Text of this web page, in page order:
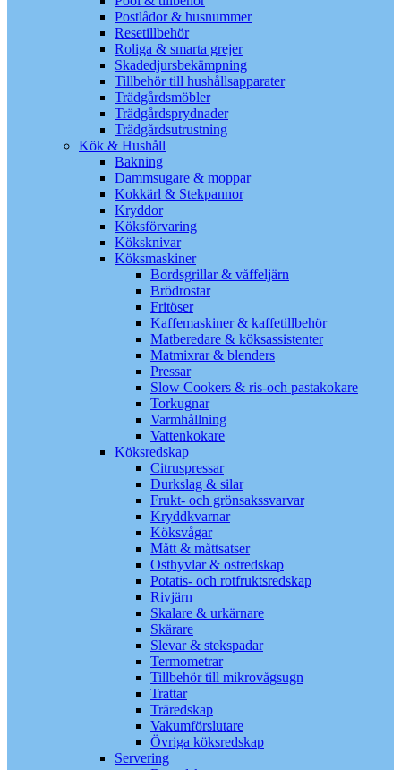
Postlådor & husnummer
Resetillbehör
Roliga & smarta grejer
Skadedjursbekämpning
Tillbehör till hushållsapparater
Trädgårdsmöbler
Trädgårdsprydnader
Trädgårdsutrustning
Kök & Hushåll
Bakning
Dammsugare & moppar
Kokkärl & Stekpannor
Kryddor
Köksförvaring
Köksknivar
Köksmaskiner
Bordsgrillar & våffeljärn
Brödrostar
Fritöser
Kaffemaskiner & kaffetillbehör
Matberedare & köksassistenter
Matmixrar & blenders
Pressar
Slow Cookers & ris-och pastakokare
Torkugnar
Varmhållning
Vattenkokare
Köksredskap
Citruspressar
Durkslag & silar
Frukt- och grönsakssvarvar
Kryddkvarnar
Köksvågar
Mått & måttsatser
Osthyvlar & ostredskap
Potatis- och rotfruktsredskap
Rivjärn
Skalare & urkärnare
Skärare
Slevar & stekspadar
Termometrar
Tillbehör till mikrovågsugn
Trattar
Träredskap
Vakumförslutare
Övriga köksredskap
Servering